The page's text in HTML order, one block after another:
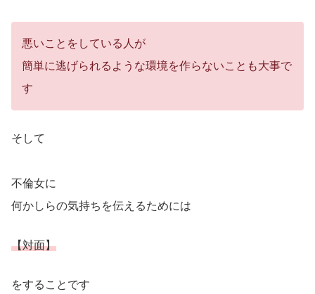
悪いことをしている人が
簡単に逃げられるような環境を作らないことも大事で
す
そして
不倫女に
何かしらの気持ちを伝えるためには
【対面】
をすることです